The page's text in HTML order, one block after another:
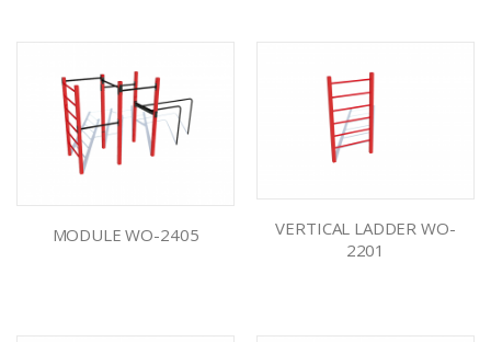
MODULE WO-2405
VERTICAL LADDER WO-
2201